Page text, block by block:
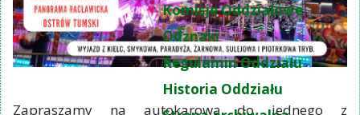
Komisje Oddziałowe
Odznaki
Regulamin Oddziału
Historia Oddziału
Zapraszamy na autokarową do jednego z